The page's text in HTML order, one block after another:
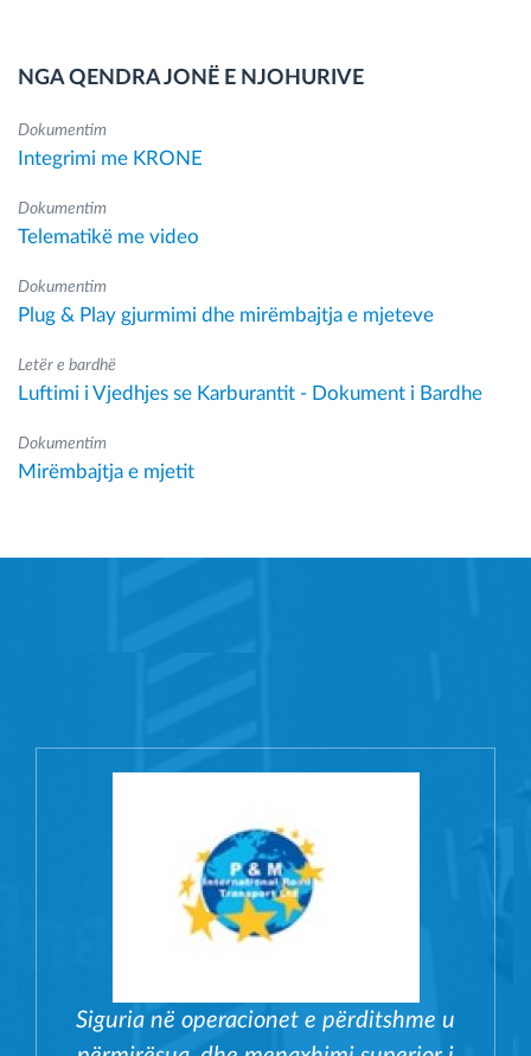
NGA QENDRA JONË E NJOHURIVE
Dokumentim
Integrimi me KRONE
Dokumentim
Telematikë me video
Dokumentim
Plug & Play gjurmimi dhe mirëmbajtja e mjeteve
Letër e bardhë
Luftimi i Vjedhjes se Karburantit - Dokument i Bardhe
Dokumentim
Mirëmbajtja e mjetit
Siguria në operacionet e përditshme u